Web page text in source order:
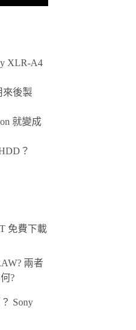
XLR-A4
來後製
就變成
？
免費下載
兩者
?
Sony